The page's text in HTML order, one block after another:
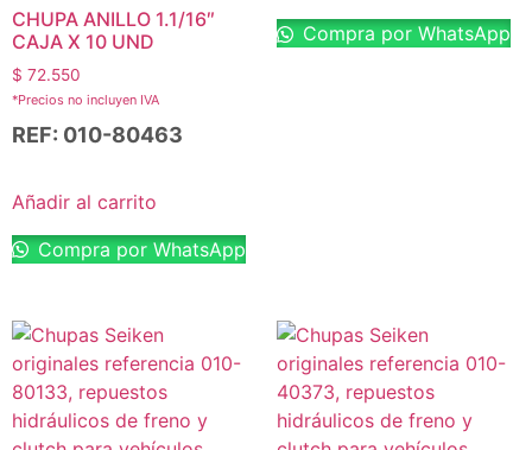
CHUPA ANILLO 1.1/16″
CAJA X 10 UND
$ 72.550
*Precios no incluyen IVA
REF: 010-80463
Añadir al carrito
Compra por WhatsApp
Compra por WhatsApp